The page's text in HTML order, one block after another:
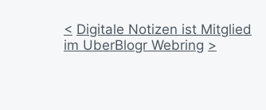
< Digitale Notizen ist Mitglied
im UberBlogr Webring >